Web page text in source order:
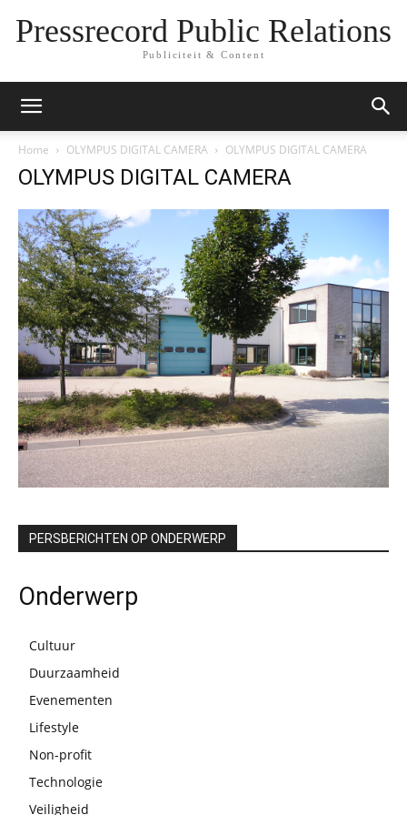
Pressrecord Public Relations
Publiciteit & Content
Home OLYMPUS DIGITAL CAMERA OLYMPUS DIGITAL CAMERA
OLYMPUS DIGITAL CAMERA
PERSBERICHTEN OP ONDERWERP
Onderwerp
Cultuur
Duurzaamheid
Evenementen
Lifestyle
Non-profit
Technologie
Veiligheid